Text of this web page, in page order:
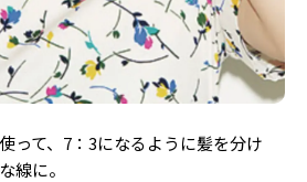
って、7：3になるように髪を分け
線に。